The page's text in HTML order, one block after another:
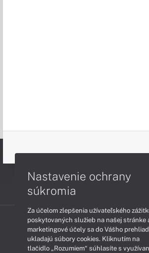
PODPORA A SERVIS
Nastavenie ochrany
súkromia
Za účelom zlepšenia užívateľského
poskytovaných služieb na našej stránke
marketingové účely sa do Vášho
ukladajú súbory cookies. Kliknutím na
tlačidlo „Rozumiem“ súhlasíte s